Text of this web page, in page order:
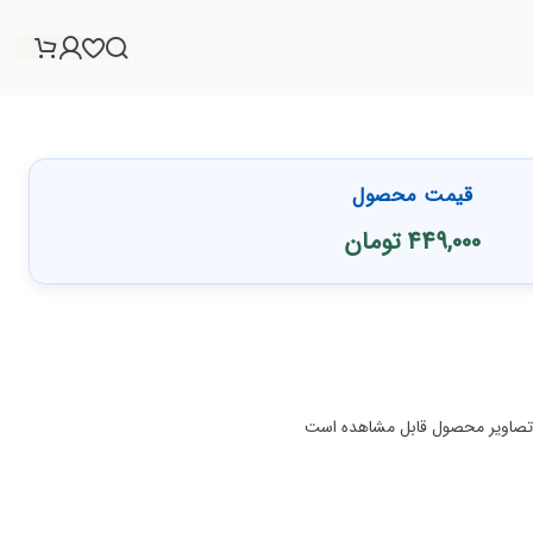
قیمت محصول
449,000تومان